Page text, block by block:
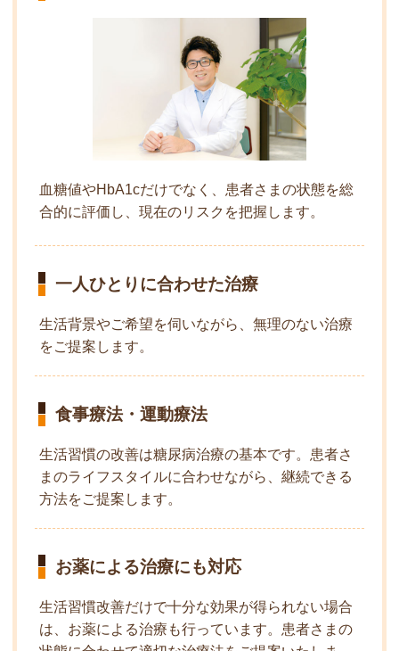
血糖値やHbA1cだけでなく、患者さまの状態を総
合的に評価し、現在のリスクを把握します。
一人ひとりに合わせた治療
生活背景やご希望を伺いながら、無理のない治療
をご提案します。
食事療法・運動療法
生活習慣の改善は糖尿病治療の基本です。患者さ
まのライフスタイルに合わせながら、継続できる
方法をご提案します。
お薬による治療にも対応
生活習慣改善だけで十分な効果が得られない場合
は、お薬による治療も行っています。患者さまの